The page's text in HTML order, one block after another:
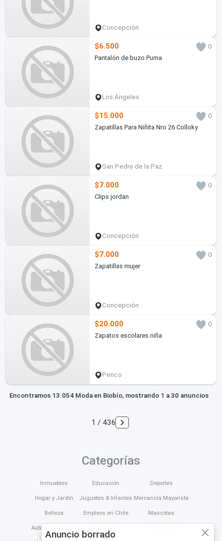
Concepción
$6.500
0
Pantalón de buzo Puma
Los Ángeles
$15.000
0
Zapatillas Para Niñita Nro 26 Colloky
San Pedro de la Paz
$7.000
0
Clips jordan
Concepción
$7.000
0
Zapatillas mujer
Concepción
$20.000
0
Zapatos escolares niña
Penco
Encontramos 13.054 Moda en Biobío, mostrando 1 a 30 anuncios
1 / 436
Anuncio borrado
Categorías
Inmuebles
Hogar y Jardín
Belleza
Autos y Vehículos
Educación
Juguetes & Infantes
Empleos en Chile
Deportes
Mercancía Mayorista
Mascotas